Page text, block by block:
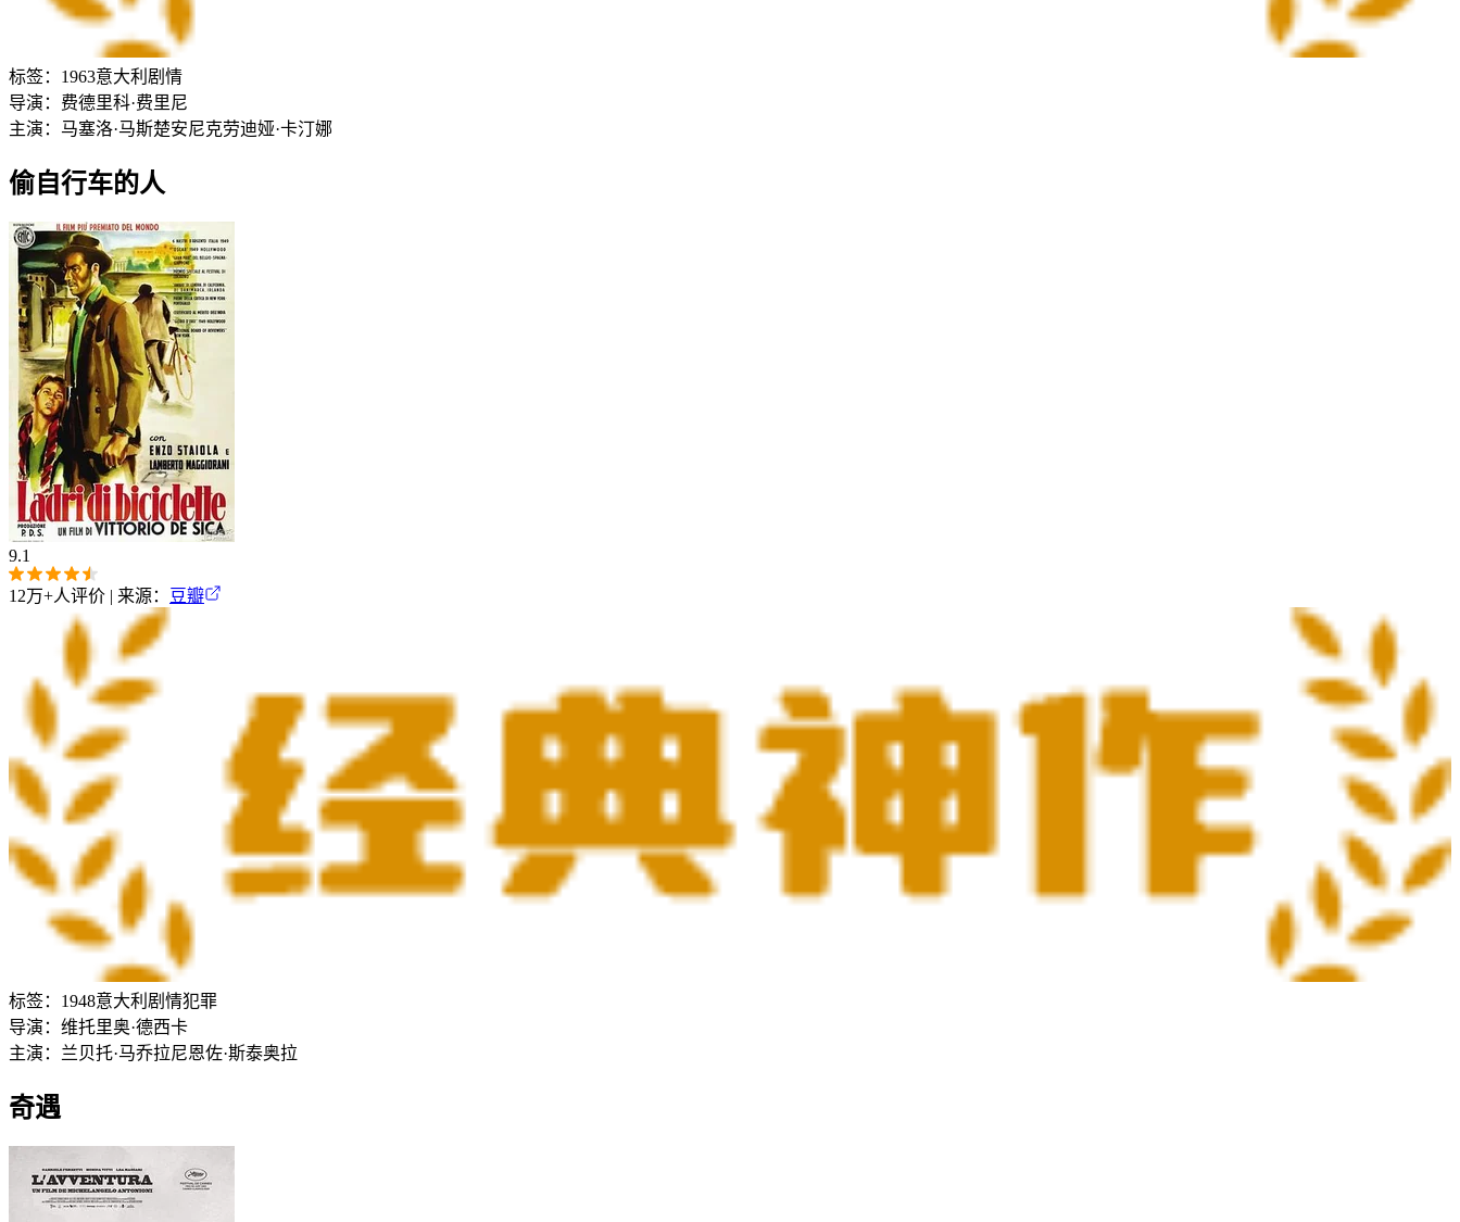
标签： 1963意大利 剧情
导演： 费德里科·费里尼
主演： 马塞洛·马斯楚安尼克劳迪娅·卡汀娜
偷自行车的人
9.1
12万+人评价 | 来源： 豆瓣
标签： 1948意大利 剧情犯罪
导演： 维托里奥·德西卡
主演： 兰贝托·马乔拉尼恩佐·斯泰奥拉
奇遇